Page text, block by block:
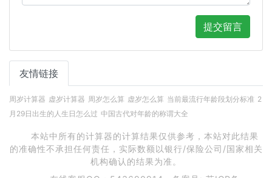
提交留言
友情链接
周岁计算器 虚岁计算器 周岁怎么算 虚岁怎么算 当前最流行年龄段划分标准 2
月29日出生的人生日怎么过 中国古代对年龄的称谓大全
本站中所有的计算器的计算结果仅供参考，本站对此结果
的准确性不承担任何责任，实际数额以银行/保险公司/国家相关
机构确认的结果为准。